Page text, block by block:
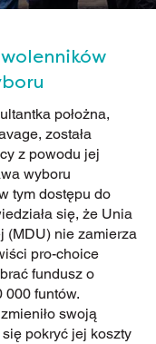
położna,
została
z powodu jej
wyboru
tym dostępu do
się, że Unia
(MDU) nie zamierza
pro-choice
fundusz o
000 funtów.
swoją
pokryć jej koszty